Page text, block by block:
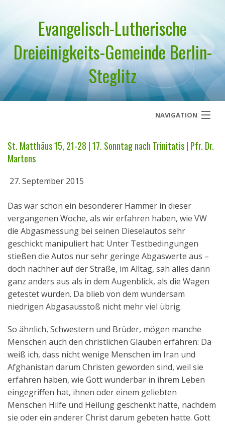
Evangelisch-Lutherische
Dreieinigkeits-Gemeinde Berlin-
Steglitz
NAVIGATION
Über uns
Geistliches Wort
Termine
Aktuelles
Kontakt
English
St. Matthäus 15, 21-28 | 17. Sonntag nach Trinitatis | Pfr. Dr.
Martens
27. September 2015
Das war schon ein besonderer Hammer in dieser
vergangenen Woche, als wir erfahren haben, wie VW
die Abgasmessung bei seinen Dieselautos sehr
geschickt manipuliert hat: Unter Testbedingungen
stießen die Autos nur sehr geringe Abgaswerte aus –
doch nachher auf der Straße, im Alltag, sah alles dann
ganz anders aus als in dem Augenblick, als die Wagen
getestet wurden. Da blieb von dem wundersam
niedrigen Abgasausstoß nicht mehr viel übrig.
So ähnlich, Schwestern und Brüder, mögen manche
Menschen auch den christlichen Glauben erfahren: Da
weiß ich, dass nicht wenige Menschen im Iran und
Afghanistan darum Christen geworden sind, weil sie
erfahren haben, wie Gott wunderbar in ihrem Leben
eingegriffen hat, ihnen oder einem geliebten
Menschen Hilfe und Heilung geschenkt hatte, nachdem
sie oder ein anderer Christ darum gebeten hatte. Gott